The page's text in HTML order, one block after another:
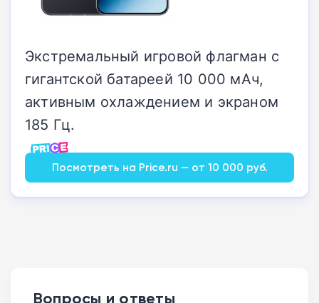
Экстремальный игровой флагман с
гигантской батареей 10 000 мАч,
активным охлаждением и экраном
185 Гц.
Посмотреть на Price.ru — от 10 000 руб.
Вопросы и ответы